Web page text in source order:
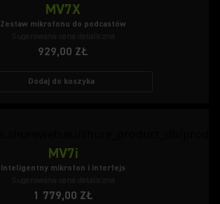
MV7X
Zestaw mikrofonu do podcastów
929,00 ZŁ
Dodaj do koszyka
MV7i
Inteligentny mikrofon i interfejs
1 779,00 ZŁ